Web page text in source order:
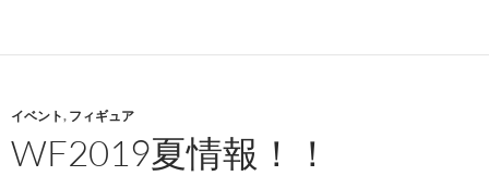
イベント, フィギュア
WF2019夏情報！！